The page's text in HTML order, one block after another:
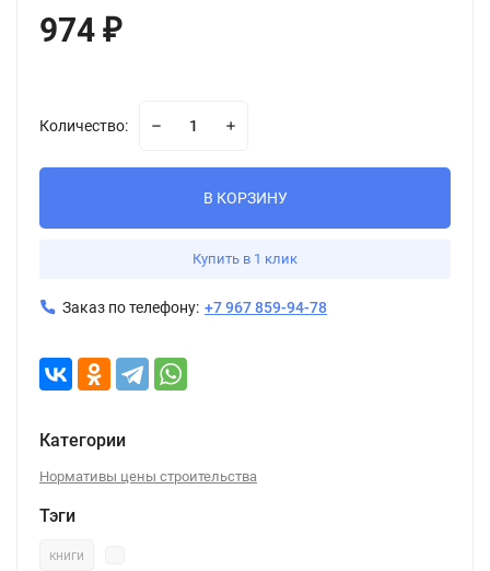
974 ₽
Количество:
В КОРЗИНУ
Купить в 1 клик
Заказ по телефону: +7 967 859-94-78
Категории
Нормативы цены строительства
Тэги
книги